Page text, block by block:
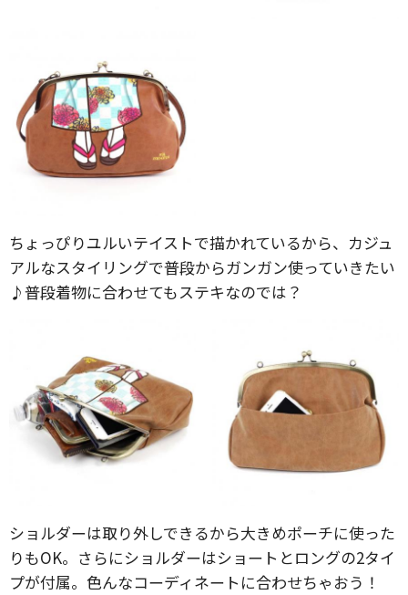
ちょっぴりユルいテイストで描かれているから、カジュ
アルなスタイリングで普段からガンガン使っていきたい
♪普段着物に合わせてもステキなのでは？
ショルダーは取り外しできるから大きめポーチに使った
りもOK。さらにショルダーはショートとロングの2タイ
プが付属。色んなコーディネートに合わせちゃおう！